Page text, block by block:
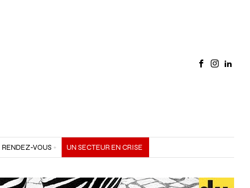
RENDEZ-VOUS UN SECTEUR EN CRISE